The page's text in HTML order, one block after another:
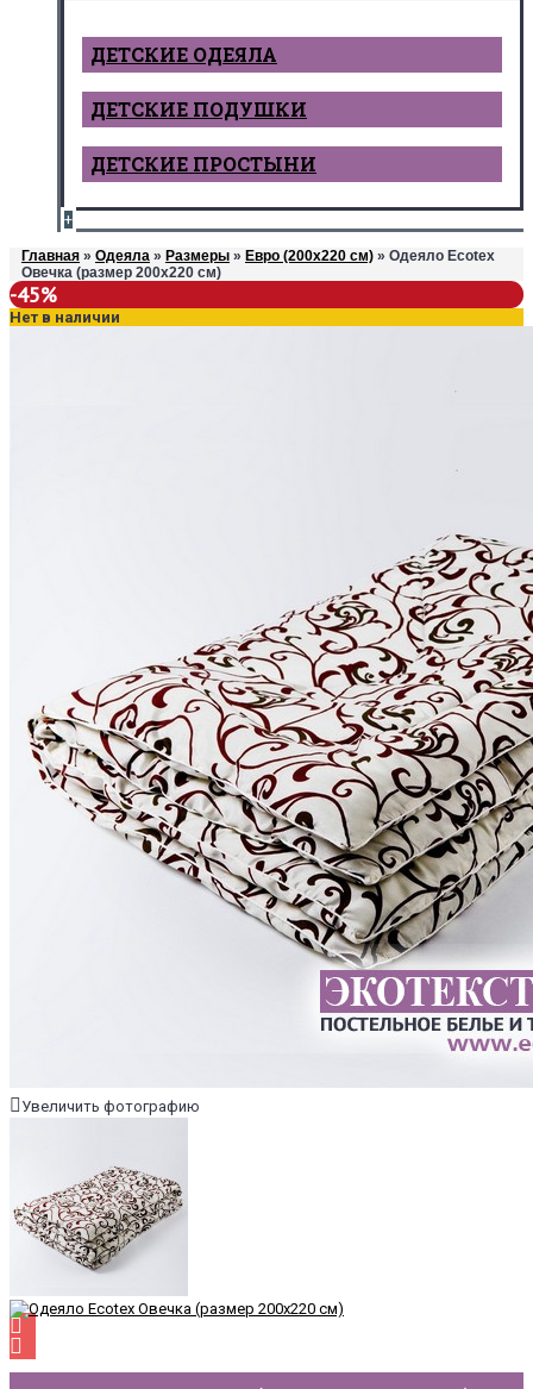
ДЕТCКИЕ ОДЕЯЛА
ДЕТСКИЕ ПОДУШКИ
ДЕТСКИЕ ПРОСТЫНИ
+
Главная » Одеяла » Размеры » Евро (200х220 см) » Одеяло Ecotex
Овечка (размер 200х220 см)
-45%
Нет в наличии
Увеличить фотографию